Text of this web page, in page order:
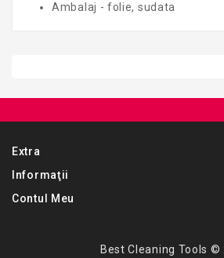
Ambalaj - folie, sudata
Extra
Informaţii
Contul Meu
Best Cleaning Tools ©